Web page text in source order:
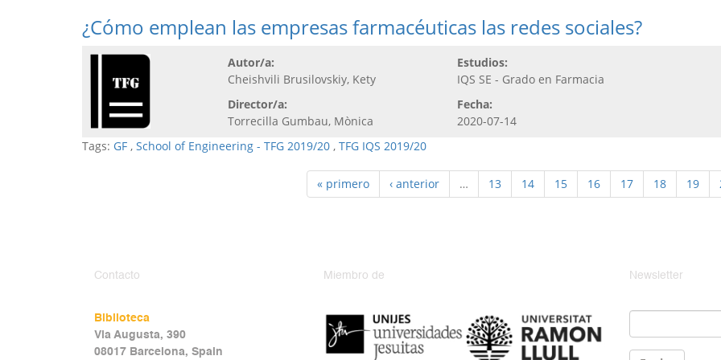
¿Cómo emplean las empresas farmacéuticas las redes sociales?
Autor/a:
Cheishvili Brusilovskiy, Kety
Director/a:
Torrecilla Gumbau, Mònica
Estudios:
IQS SE - Grado en Farmacia
Fecha:
2020-07-14
Tags: GF , School of Engineering - TFG 2019/20 , TFG IQS 2019/20
« primero ‹ anterior … 13 14 15 16 17 18 19
Contacto
Biblioteca
Via Augusta, 390
08017 Barcelona, Spain
Miembro de Newsletter
Email